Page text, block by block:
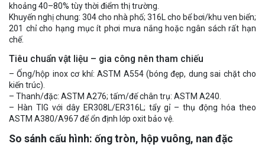
khoảng 40–80% tùy thời điểm thị trường.
Khuyến nghị chung: 304 cho nhà phố; 316L cho bể bơi/khu ven biển;
201 chỉ cho hạng mục ít phơi mưa nắng hoặc ngân sách rất hạn
chế.
Tiêu chuẩn vật liệu – gia công nên tham chiếu
– Ống/hộp inox cơ khí: ASTM A554 (bóng đẹp, dung sai chặt cho
kiến trúc).
– Thanh/đặc: ASTM A276; tấm/đế chân trụ: ASTM A240.
– Hàn TIG với dây ER308L/ER316L; tẩy gỉ – thụ động hóa theo
ASTM A380/A967 để ổn định lớp oxit bảo vệ.
So sánh cấu hình: ống tròn, hộp vuông, nan đặc